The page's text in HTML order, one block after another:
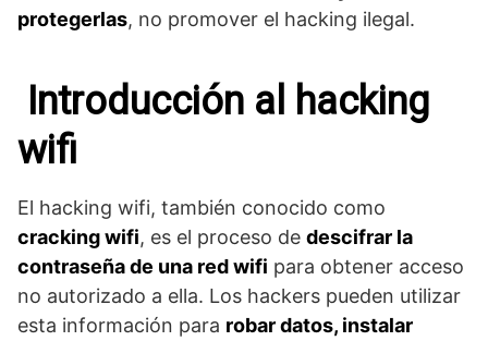
protegerlas, no promover el hacking ilegal.
Introducción al hacking
wifi
El hacking wifi, también conocido como
cracking wifi, es el proceso de descifrar la
contraseña de una red wifi para obtener acceso
no autorizado a ella. Los hackers pueden utilizar
esta información para robar datos, instalar